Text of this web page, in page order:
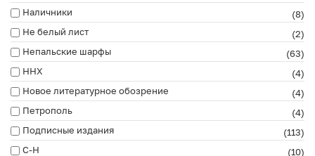
Наличники
(8)
Не белый лист
(2)
Непальские шарфы
(63)
ННХ
(4)
Новое литературное обозрение
(4)
Петрополь
(4)
Подписные издания
(113)
С-Н
(10)